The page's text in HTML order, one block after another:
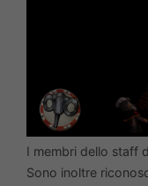
I membri dello staff
Sono inoltre